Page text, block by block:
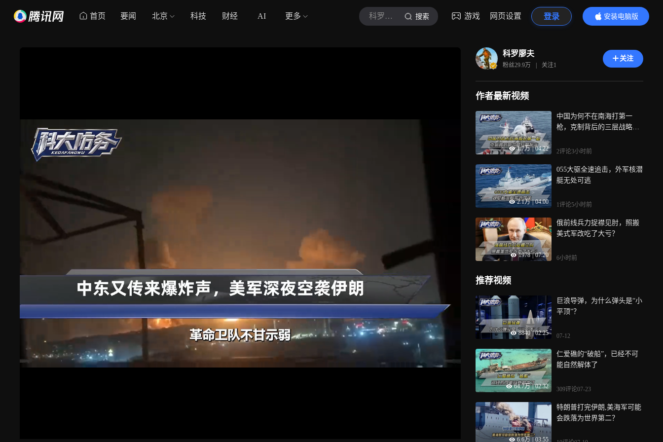
首页 要闻 北京 科技 财经 AI 更多 科罗廖夫 搜索 游戏 网页设置 登录
安装电脑版
内容更精彩
科罗廖夫
粉丝29.9万 | 关注1
关注
作者最新视频
1.7万 | 04:22
中国为何不在南海打第一
枪，克制背后的三层战略账
2评论3小时前
2.1万 | 04:00
055大驱全速追击，外军核潜
艇无处可逃
1评论5小时前
1978 | 07:20
俄前线兵力捉襟见肘，照搬
美式军改吃了大亏？
6小时前
推荐视频
8840 | 02:25
巨浪导弹，为什么弹头是“小
平顶”？
07-12
64.7万 | 02:32
仁爱礁的“破船”，已经不可
能自然解体了
309评论07-23
6.6万 03:55
特朗普打完伊朗,美海军可能
会跌落为世界第二？